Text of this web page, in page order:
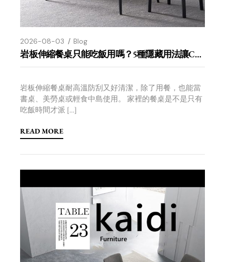
2026-08-03 Blog
岩板伸縮餐桌只能吃飯用嗎？5種隱藏用法讓CP值翻倍
岩板伸縮餐桌耐高溫防刮又好清潔，除了用餐，也能當
書桌、美勞桌或輕食中島使用。 家裡的餐桌是不是只有
吃飯時間才派 […]
READ MORE